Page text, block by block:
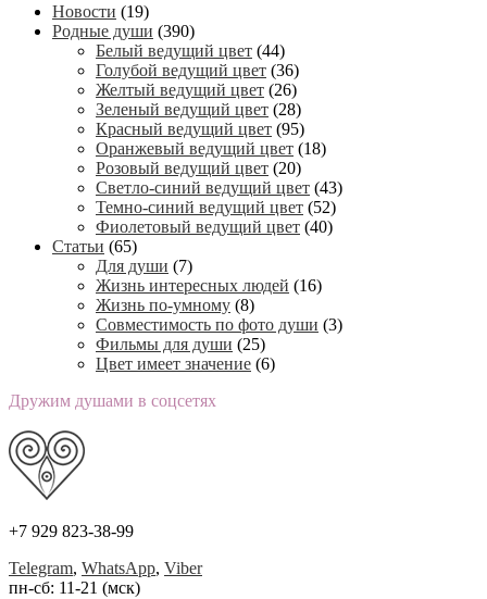
Новости (19)
Родные души (390)
Белый ведущий цвет (44)
Голубой ведущий цвет (36)
Желтый ведущий цвет (26)
Зеленый ведущий цвет (28)
Красный ведущий цвет (95)
Оранжевый ведущий цвет (18)
Розовый ведущий цвет (20)
Светло-синий ведущий цвет (43)
Темно-синий ведущий цвет (52)
Фиолетовый ведущий цвет (40)
Статьи (65)
Для души (7)
Жизнь интересных людей (16)
Жизнь по-умному (8)
Совместимость по фото души (3)
Фильмы для души (25)
Цвет имеет значение (6)
Дружим душами в соцсетях
+7 929 823-38-99
Telegram, WhatsApp, Viber
пн-сб: 11-21 (мск)